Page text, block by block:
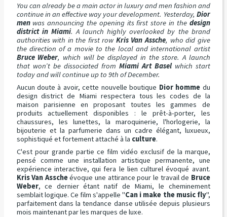
You can already be a main actor in luxury and men fashion and
continue in an effective way your development. Yesterday, Dior
menwas announcing the opening its first store in the design
district in Miami. A launch highly overlooked by the brand
authorities with in the first row Kris Van Assche, who did give
the direction of a movie to the local and international artist
Bruce Weber, which will be displayed in the store. A launch
that won’t be dissociated from Miami Art Baselwhich start
today and will continue up to 9th of December.
Aucun doute à avoir, cette nouvelle boutique Dior homme du
design district de Miami respectera tous les codes de la
maison parisienne en proposant toutes les gammes de
produits actuellement disponibles : le prêt-à-porter, les
chaussures, les lunettes, la maroquinerie, l'horlogerie, la
bijouterie et la parfumerie dans un cadre élégant, luxueux,
sophistiqué et fortement attaché à la culture.
C'est pour grande partie ce film vidéo exclusif de la marque,
pensé comme une installation artistique permanente, une
expérience interactive, qui fera le lien culturel évoqué avant.
Kris Van Asscheévoque une attirance pour le travail de Bruce
Weber, ce dernier étant natif de Miami, le cheminement
semblait logique. Ce film s'appelle "Can i make the music fly",
parfaitement dans la tendance danse utilisée depuis plusieurs
mois maintenant par les marques de luxe.